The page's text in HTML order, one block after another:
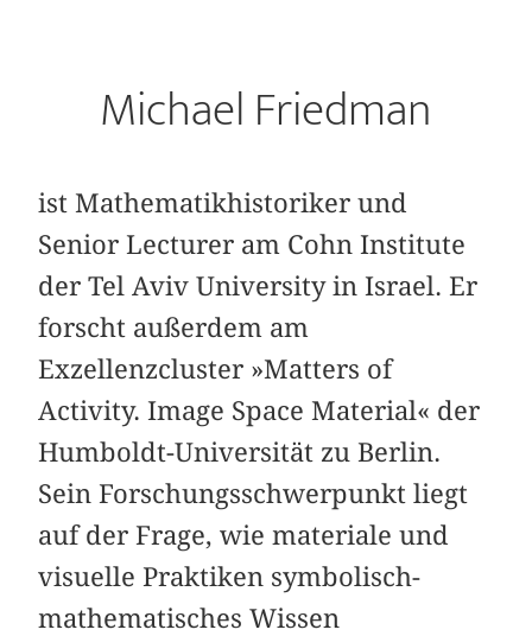
Michael Friedman
ist Mathematikhistoriker und
Senior Lecturer am Cohn Institute
der Tel Aviv University in Israel. Er
forscht außerdem am
Exzellenzcluster »Matters of
Activity. Image Space Material« der
Humboldt-Universität zu Berlin.
Sein Forschungsschwerpunkt liegt
auf der Frage, wie materiale und
visuelle Praktiken symbolisch-
mathematisches Wissen